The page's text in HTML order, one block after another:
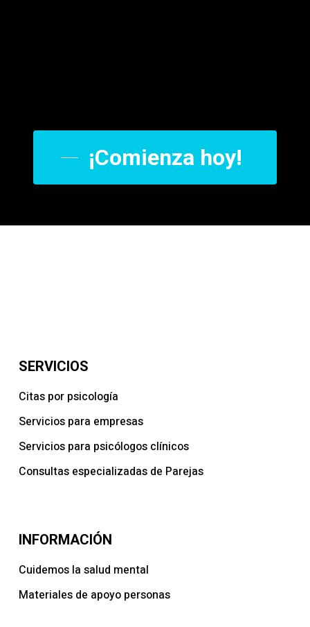
¡Comienza hoy!
SERVICIOS
Citas por psicología
Servicios para empresas
Servicios para psicólogos clínicos
Consultas especializadas de Parejas
INFORMACIÓN
Cuidemos la salud mental
Materiales de apoyo personas